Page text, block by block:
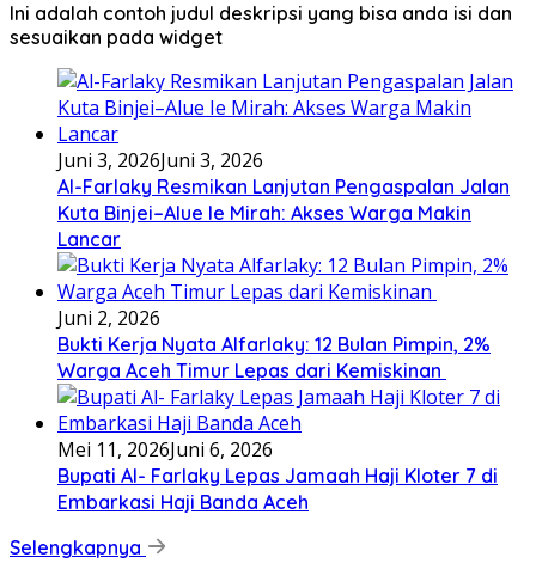
Ini adalah contoh judul deskripsi yang bisa anda isi dan
sesuaikan pada widget
Juni 3, 2026Juni 3, 2026
Al-Farlaky Resmikan Lanjutan Pengaspalan Jalan
Kuta Binjei–Alue Ie Mirah: Akses Warga Makin
Lancar
Juni 2, 2026
Bukti Kerja Nyata Alfarlaky: 12 Bulan Pimpin, 2%
Warga Aceh Timur Lepas dari Kemiskinan ‎
Mei 11, 2026Juni 6, 2026
Bupati Al- Farlaky Lepas Jamaah Haji Kloter 7 di
Embarkasi Haji Banda Aceh
Selengkapnya